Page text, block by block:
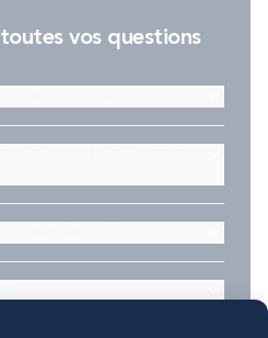
toutes vos questions